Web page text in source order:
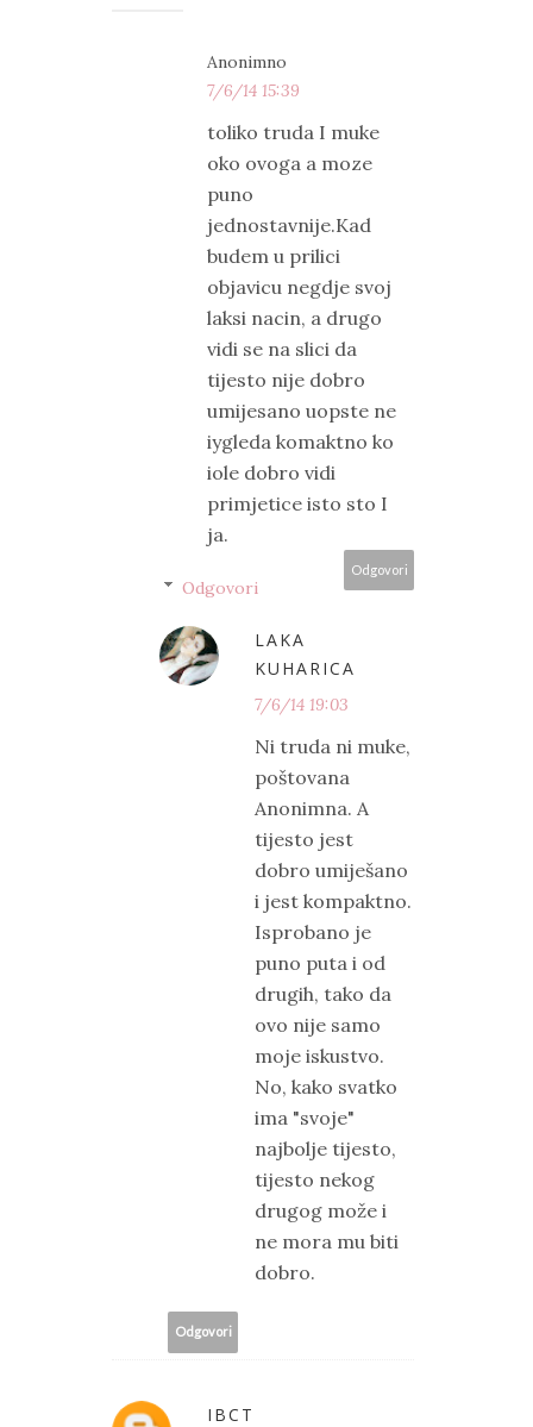
Anonimno
7/6/14 15:39
toliko truda I muke
oko ovoga a moze
puno
jednostavnije.Kad
budem u prilici
objavicu negdje svoj
laksi nacin, a drugo
vidi se na slici da
tijesto nije dobro
umijesano uopste ne
iygleda komaktno ko
iole dobro vidi
primjetice isto sto I
ja.
Odgovori
Odgovori
LAKA
KUHARICA
7/6/14 19:03
Ni truda ni muke,
poštovana
Anonimna. A
tijesto jest
dobro umiješano
i jest kompaktno.
Isprobano je
puno puta i od
drugih, tako da
ovo nije samo
moje iskustvo.
No, kako svatko
ima "svoje"
najbolje tijesto,
tijesto nekog
drugog može i
ne mora mu biti
dobro.
Odgovori
IBCT